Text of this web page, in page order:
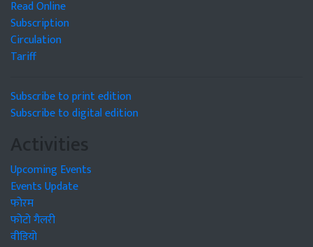
Read Online
Subscription
Circulation
Tariff
Subscribe to print edition
Subscribe to digital edition
Activities
Upcoming Events
Events Update
फोरम
फोटो गैलरी
वीडियो